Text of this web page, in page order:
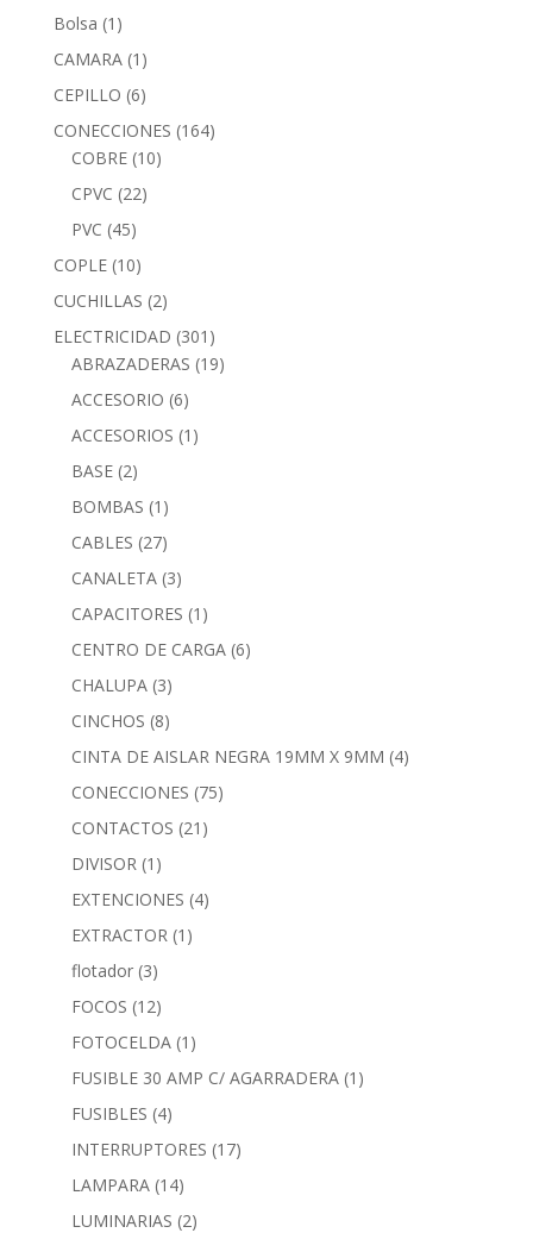
Bolsa (1)
CAMARA (1)
CEPILLO (6)
CONECCIONES (164)
COBRE (10)
CPVC (22)
PVC (45)
COPLE (10)
CUCHILLAS (2)
ELECTRICIDAD (301)
ABRAZADERAS (19)
ACCESORIO (6)
ACCESORIOS (1)
BASE (2)
BOMBAS (1)
CABLES (27)
CANALETA (3)
CAPACITORES (1)
CENTRO DE CARGA (6)
CHALUPA (3)
CINCHOS (8)
CINTA DE AISLAR NEGRA 19MM X 9MM (4)
CONECCIONES (75)
CONTACTOS (21)
DIVISOR (1)
EXTENCIONES (4)
EXTRACTOR (1)
flotador (3)
FOCOS (12)
FOTOCELDA (1)
FUSIBLE 30 AMP C/ AGARRADERA (1)
FUSIBLES (4)
INTERRUPTORES (17)
LAMPARA (14)
LUMINARIAS (2)